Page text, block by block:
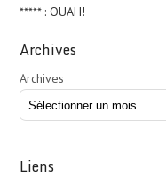
***** : OUAH!
Archives
Archives
Liens